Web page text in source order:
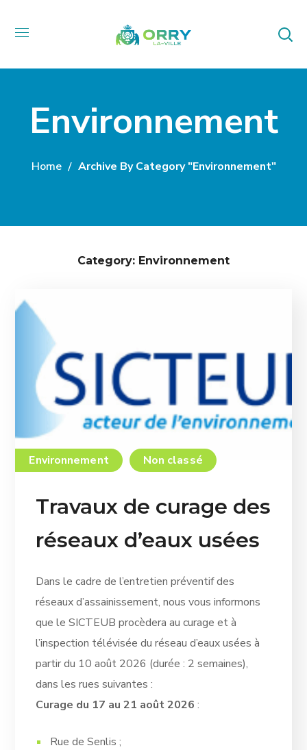
Environnement
Home Archive By Category "Environnement"
Category: Environnement
Environnement Non classé
Travaux de curage des
réseaux d’eaux usées
Dans le cadre de l’entretien préventif des
réseaux d’assainissement, nous vous informons
que le SICTEUB procèdera au curage et à
l’inspection télévisée du réseau d’eaux usées à
partir du 10 août 2026 (durée : 2 semaines),
dans les rues suivantes :
Curage du 17 au 21 août 2026 :
Rue de Senlis ;